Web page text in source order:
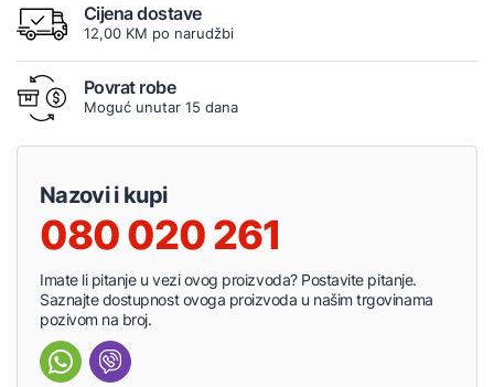
Cijena dostave
12,00 KM po narudžbi
Povrat robe
Moguć unutar 15 dana
Nazovi i kupi
080 020 261
Imate li pitanje u vezi ovog proizvoda? Postavite pitanje.
Saznajte dostupnost ovoga proizvoda u našim trgovinama
pozivom na broj.